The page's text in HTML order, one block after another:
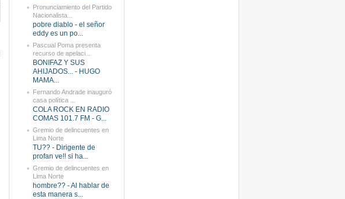
Pronunciamiento del Partido
Nacionalista...
pobre diablo - el señor
eddy es un po...
Pascual Poma presenta
recurso de apelaci...
BONIFAZ Y SUS
AHIJADOS... - HUGO
MAMA...
Fernando Andrade inauguró
casa política ...
COLA ROCK EN RADIO
COMAS 101.7 FM - G...
Gremio de delincuentes en
Lima Norte
TU?? - Dirigente de
profan ve!! si ha...
Gremio de delincuentes en
Lima Norte
hombre?? - Al hablar de
esta manera s...